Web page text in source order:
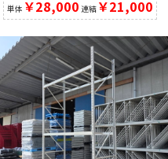
単体 ￥28,000 連結￥21,000